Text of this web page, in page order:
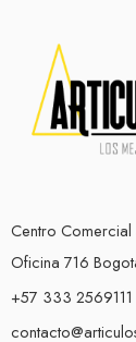
Centro
Oficina 716
+57 333 2569111